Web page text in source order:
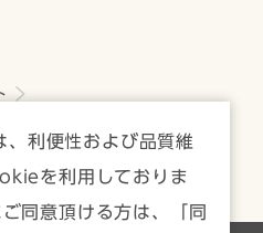
、利便性および品質維
を利用しておりま
同意頂ける方は、「同